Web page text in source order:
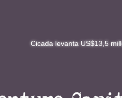
levanta US$13,5 millones y